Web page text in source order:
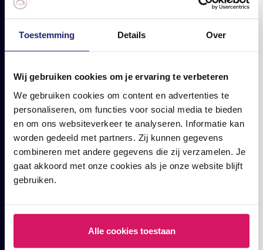
Toestemming Details Over
Wij gebruiken cookies om je ervaring te verbeteren
We gebruiken cookies om content en advertenties te
personaliseren, om functies voor social media te bieden
en om ons websiteverkeer te analyseren. Informatie kan
worden gedeeld met partners. Zij kunnen gegevens
combineren met andere gegevens die zij verzamelen. Je
gaat akkoord met onze cookies als je onze website blijft
gebruiken.
Alle cookies toestaan
Nicht einfach übersetzen.